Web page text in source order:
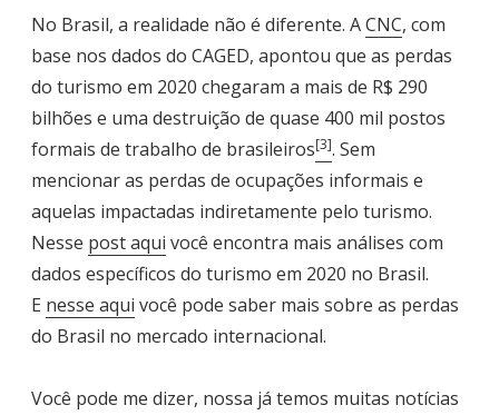
No Brasil, a realidade não é diferente. ACNC, com
base nos dados do CAGED, apontou que as perdas
do turismo em 2020 chegaram a mais de R$ 290
bilhões e uma destruição de quase 400 mil postos
formais de trabalho de brasileiros[3]. Sem
mencionar as perdas de ocupações informais e
aquelas impactadas indiretamente pelo turismo.
Nesse post aqui você encontra mais análises com
dados específicos do turismo em 2020 no Brasil.
E nesse aqui você pode saber mais sobre as perdas
do Brasil no mercado internacional.
Você pode me dizer, nossa já temos muitas notícias